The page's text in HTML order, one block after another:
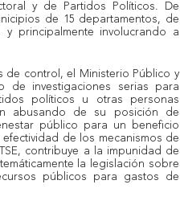
y de Partidos Políticos. De
de 15 departamentos, de
principalmente involucrando a
de control, el Ministerio Público y
de investigaciones serias para
políticos u otras personas
abusando de su posición de
público para un beneficio
de los mecanismos de
contribuye a la impunidad de
la legislación sobre
públicos para gastos de